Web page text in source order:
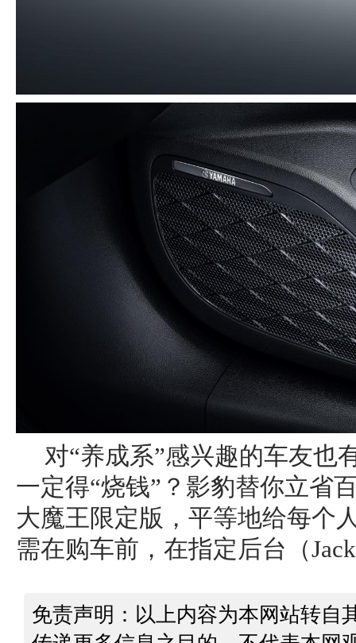
对“养成系”感兴趣的车友也
一定得“烧钱”？影豹替你立省
大魔王限定版，平等地给每个
需在购车前，在指定后台（
免责声明：以上内容为本网站转自